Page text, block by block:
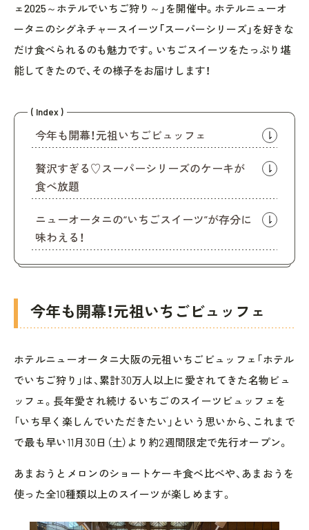
ェ2025～ホテルでいちご狩り～」を開催中。ホテルニューオ
ータニのシグネチャースイーツ「スーパーシリーズ」を好きな
だけ食べられるのも魅力です。いちごスイーツをたっぷり堪
能してきたので、その様子をお届けします！
( Index )
今年も開幕！元祖いちごビュッフェ
贅沢すぎる♡スーパーシリーズのケーキが
食べ放題
ニューオータニの“いちごスイーツ”が存分に
味わえる！
今年も開幕！元祖いちごビュッフェ
ホテルニューオータニ大阪の元祖いちごビュッフェ「ホテル
でいちご狩り」は、累計30万人以上に愛されてきた名物ビュ
ッフェ。長年愛され続けるいちごのスイーツビュッフェを
「いち早く楽しんでいただきたい」という思いから、これまで
で最も早い11月30日（土）より約2週間限定で先行オープン。
あまおうとメロンのショートケーキ食べ比べや、あまおうを
使った全10種類以上のスイーツが楽しめます。